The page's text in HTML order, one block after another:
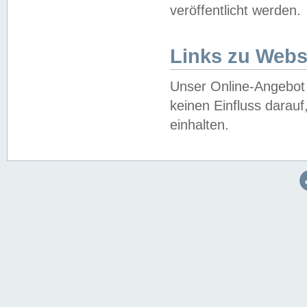
veröffentlicht werden.
Links zu
Unser Online-
keinen Einfluss
einhalten.